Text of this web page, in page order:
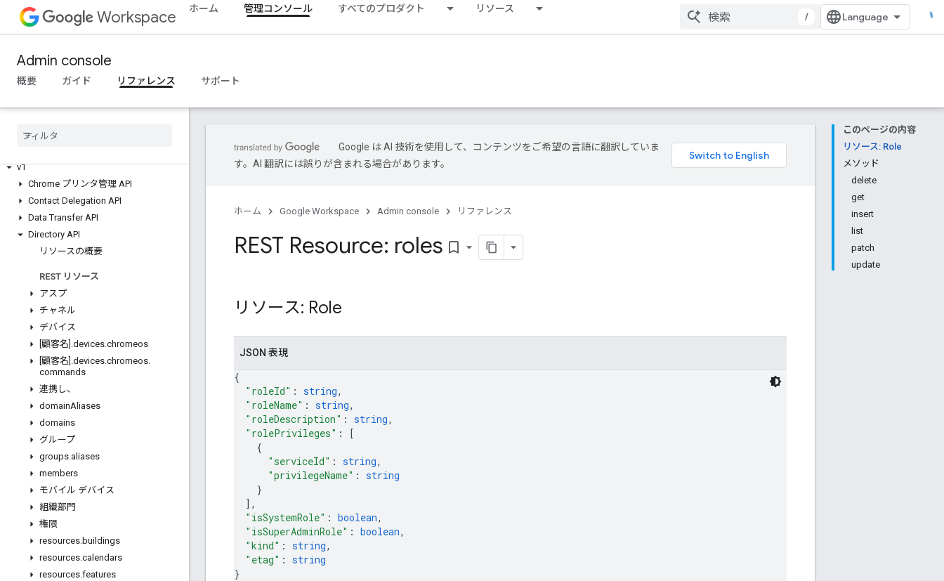
Workspace ホーム 管理コンソール すべてのプロダクト リソース
/
Admin console
概要 ガイド リファレンス サポート
Admin SDK
v1
Chrome プリンタ管理 API
Contact Delegation API
Data Transfer API
Directory API
リソースの概要
REST リソース
アスプ
チャネル
デバイス
[顧客名] .devices.chromeos
[顧客名] .devices.chromeos.
commands
連携し、
domainAliases
domains
グループ
groups.aliases
members
モバイル デバイス
組織部門
権限
resources.buildings
resources.calendars
resources.features
このページの内容
リソース: Role
メソッド
delete
get
insert
list
patch
update
Google は AI 技術を使用して、コンテンツをご希望の言語に翻訳していま
す。AI 翻訳には誤りが含まれる場合があります。
ホーム Google Workspace Admin console リファレンス
REST Resource: roles bookmark_border
リソース: Role
JSON 表現
{
"roleId" : string,
"roleName" : string,
"roleDescription" : string,
"rolePrivileges" :
[
{
"serviceId" : string,
"privilegeName" : string
}
] ,
"isSystemRole" : boolean,
"isSuperAdminRole" : boolean,
"kind" : string,
"etag" : string
}